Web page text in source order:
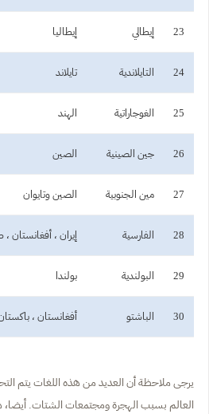
23 إيطالي إيطاليا
24 التايلاندية تايلاند
25 الغوجاراتية الهند
26 جين الصينية الصين
27 مين الجنوبية الصين وتايوان
28 الفارسية إيران ، أفغانستان
29 البولندية بولندا
30 الباشتو أفغانستان ،
يرجى ملاحظة أن العديد من هذه اللغات يتم
العالم بسبب الهجرة ومجتمعات الشتات. أيضا،